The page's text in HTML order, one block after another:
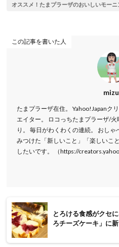
オススメ！たまプラーザのおいしいモーニ
この記事を書いた人
たまプラーザ在住。 Yahoo!Japanク
エイター。 ロコっちたまプラーザ/
り。 毎日がわくわくの連続。 おし
みつけた「新しいこと」「楽しいこ
したいです。 （https://
とろける食感がクセ
ろチーズケーキ」に